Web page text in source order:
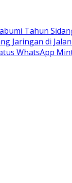
Tahun
Jaringan di
WhatsApp